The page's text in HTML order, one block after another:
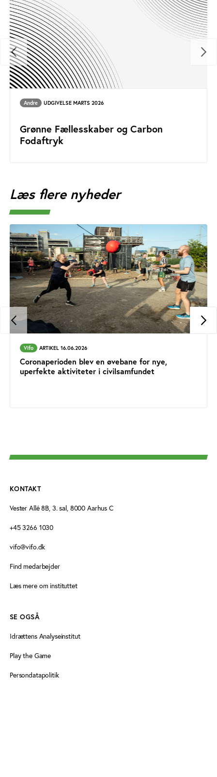
Andre UDGIVELSE MARTS 2026
Grønne Fællesskaber og Carbon
Fodaftryk
Læs flere nyheder
Vifo ARTIKEL 16.06.2026
Coronaperioden blev en øvebane for nye,
uperfekte aktiviteter i civilsamfundet
KONTAKT
Vester Allé 8B, 3. sal, 8000 Aarhus C
+45 3266 1030
vifo@vifo.dk
Find medarbejder
Læs mere om instituttet
SE OGSÅ
Idrættens Analyseinstitut
Play the Game
Persondatapolitik